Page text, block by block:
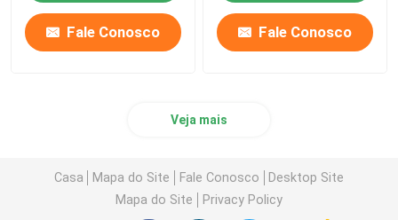
Fale Conosco Fale Conosco
Veja mais
Casa Mapa do Site Fale Conosco
Desktop Site
Mapa do Site
Privacy Policy